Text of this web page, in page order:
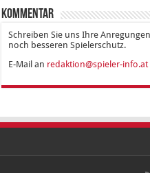
Kommentar
Schreiben Sie uns Ihre
noch besseren Spielerschutz.
E-Mail an redaktion@spieler-info.at